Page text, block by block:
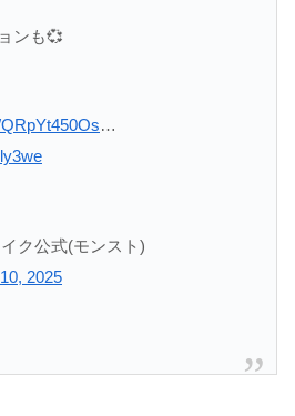
ンも💞
…
ク公式(モンスト)
2025